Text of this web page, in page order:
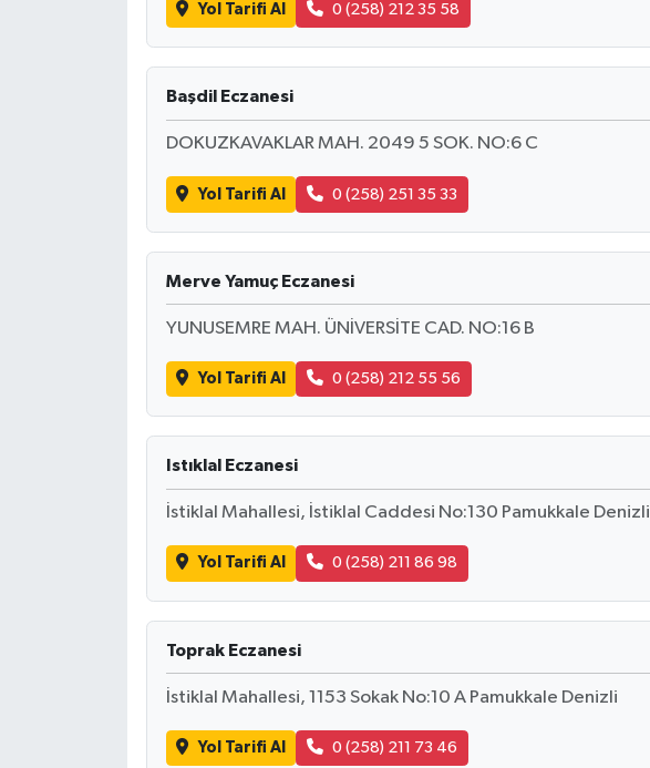
Yol Tarifi Al 0 (258) 212 35 58
Başdil Eczanesi
DOKUZKAVAKLAR MAH. 2049 5 SOK. NO:6 C
Yol Tarifi Al 0 (258) 251 35 33
Merve Yamuç Eczanesi
YUNUSEMRE MAH. ÜNİVERSİTE CAD. NO:16 B
Yol Tarifi Al 0 (258) 212 55 56
Istıklal Eczanesi
İstiklal Mahallesi, İstiklal Caddesi No:130 Pamukkale Denizli
Yol Tarifi Al 0 (258) 211 86 98
Toprak Eczanesi
İstiklal Mahallesi, 1153 Sokak No:10 A Pamukkale Denizli
Yol Tarifi Al 0 (258) 211 73 46